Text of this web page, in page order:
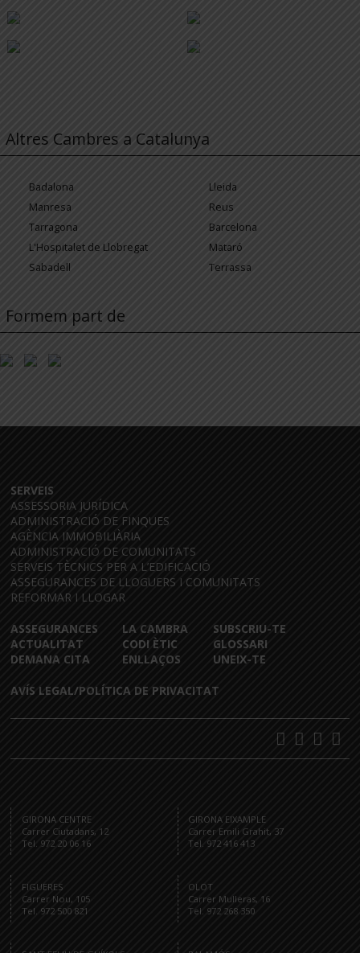
Altres Cambres a Catalunya
Badalona
Lleida
Manresa
Reus
Tarragona
Barcelona
L'Hospitalet de Llobregat
Mataró
Sabadell
Terrassa
Formem part de
SERVEIS
ASSESSORIA JURÍDICA
ADMINISTRACIÓ DE FINQUES
AGÈNCIA IMMOBILIÀRIA
ADMINISTRACIÓ DE COMUNITATS
SERVEIS TÈCNICS PER A L’EDIFICACIÓ
ASSEGURANCES DE LLOGUERS I COMUNITATS
REFORMAR I LLOGAR
ASSEGURANCES
ACTUALITAT
DEMANA CITA
LA CAMBRA
CODI ÈTIC
ENLLAÇOS
SUBSCRIU-TE
GLOSSARI
UNEIX-TE
AVÍS LEGAL/POLÍTICA DE PRIVACITAT
GIRONA CENTRE
Carrer Ciutadans, 12
Tel. 972 20 06 16
GIRONA EIXAMPLE
Carrer Emili Grahit, 37
Tel. 972 416 413
FIGUERES
Carrer Nou, 105
Tel. 972 500 821
OLOT
Carrer Mulleras, 16
Tel. 972 268 350